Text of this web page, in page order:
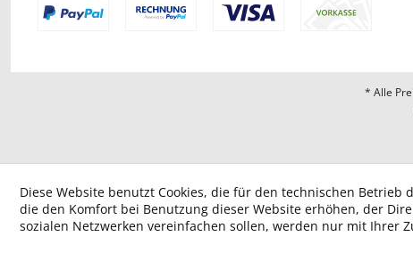
* Alle
Diese Website benutzt Cookies, die für den technischen
die den Komfort bei Benutzung dieser Website erhöhen, der
sozialen Netzwerken vereinfachen sollen, werden nur mit Ihrer